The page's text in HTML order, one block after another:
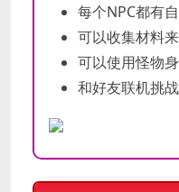
每个NPC都有
可以收集材料
可以使用怪物
和好友联机挑